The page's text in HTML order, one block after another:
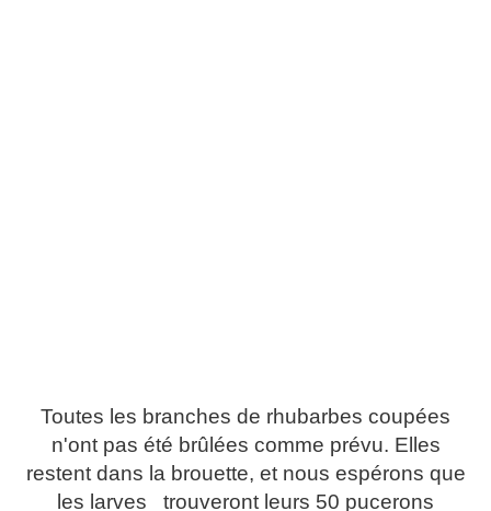
Toutes les branches de rhubarbes coupées
n'ont pas été brûlées comme prévu. Elles
restent dans la brouette, et nous espérons que
les larves trouveront leurs 50 pucerons